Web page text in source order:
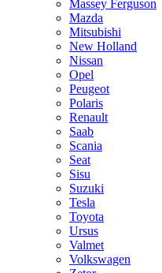
Massey Ferguson
Mazda
Mitsubishi
New Holland
Nissan
Opel
Peugeot
Polaris
Renault
Saab
Scania
Seat
Sisu
Suzuki
Tesla
Toyota
Ursus
Valmet
Volkswagen